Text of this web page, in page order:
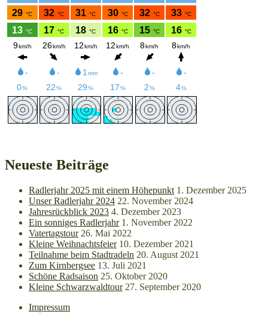
Neueste Beiträge
Radlerjahr 2025 mit einem Höhepunkt 1. Dezember 2025
Unser Radlerjahr 2024 22. November 2024
Jahresrückblick 2023 4. Dezember 2023
Ein sonniges Radlerjahr 1. November 2022
Vatertagstour 26. Mai 2022
Kleine Weihnachtsfeier 10. Dezember 2021
Teilnahme beim Stadtradeln 20. August 2021
Zum Kirnbergsee 13. Juli 2021
Schöne Radsaison 25. Oktober 2020
Kleine Schwarzwaldtour 27. September 2020
Impressum